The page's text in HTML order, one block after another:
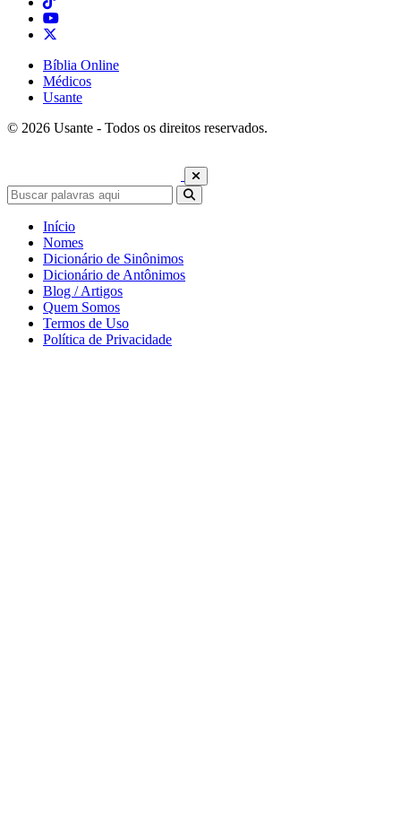
Bíblia Online
Médicos
Usante
© 2026 Usante - Todos os direitos reservados.
Início
Nomes
Dicionário de Sinônimos
Dicionário de Antônimos
Blog / Artigos
Quem Somos
Termos de Uso
Política de Privacidade